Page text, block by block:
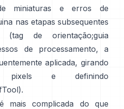
de miniaturas e erros de
nas etapas subsequentes
(tag de orientação;guia
de processamento, a
aplicada, girando
pixels e definindo
).
mais complicada do que